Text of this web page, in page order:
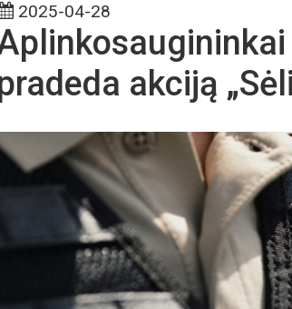
2025-04-28
akciją